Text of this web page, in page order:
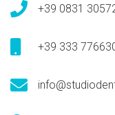
+39 0831
+39 333